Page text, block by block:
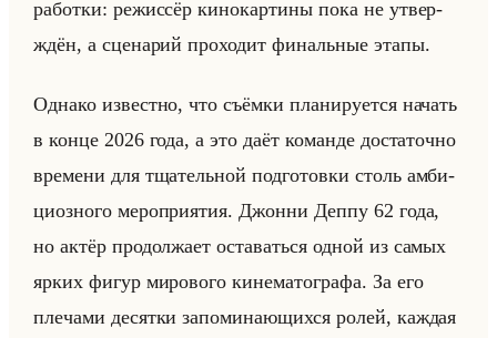
ра­бот­ки: ре­жис­сёр ки­но­кар­ти­ны пока не утвер­
ждён, а сце­на­рий про­хо­дит фи­нальные этапы.
Од­на­ко из­вест­но, что съём­ки пла­ни­ру­ет­ся на­чать
в конце 2026 года, а это даёт ко­ман­де до­ста­точ­но
вре­ме­ни для тща­тельной под­го­тов­ки столь ам­би­
ци­оз­но­го ме­ро­при­ятия. Джон­ни Деппу 62 года,
но актёр про­дол­жа­ет оста­ваться одной из самых
ярких фигур ми­ро­во­го ки­не­ма­то­гра­фа. За его
пле­ча­ми де­сят­ки за­по­ми­на­ющих­ся ролей, каж­дая